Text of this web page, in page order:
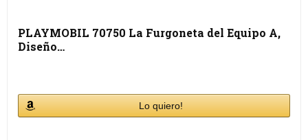
PLAYMOBIL 70750 La Furgoneta del Equipo A,
Diseño…
Lo quiero!